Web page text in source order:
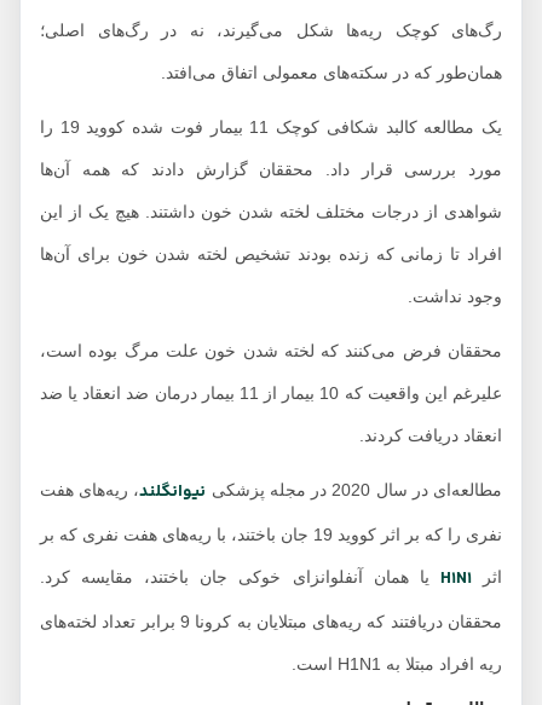
رگ‌های کوچک ریه‌ها شکل می‌گیرند، نه در رگ‌های اصلی؛
همان‌طور که در سکته‌های معمولی اتفاق می‌افتد.
یک مطالعه کالبد شکافی کوچک 11 بیمار فوت شده کووید 19 را
مورد بررسی قرار داد. محققان گزارش دادند که همه آن‌ها
شواهدی از درجات مختلف لخته شدن خون داشتند. هیچ یک از این
افراد تا زمانی که زنده بودند تشخیص لخته شدن خون برای آن‌ها
وجود نداشت.
محققان فرض می‌کنند که لخته شدن خون علت مرگ بوده است،
علیرغم این واقعیت که 10 بیمار از 11 بیمار درمان ضد انعقاد یا ضد
انعقاد دریافت کردند.
مطالعه‌ای در سال 2020 در مجله پزشکی نیوانگلند، ریه‌های هفت
نفری را که بر اثر کووید 19 جان باختند، با ریه‌های هفت نفری که بر
H1N1 یا همان آنفلوانزای خوکی جان باختند، مقایسه کرد.
محققان دریافتند که ریه‌های مبتلایان به کرونا 9 برابر تعداد لخته‌های
ریه افراد مبتلا به H1N1 است.